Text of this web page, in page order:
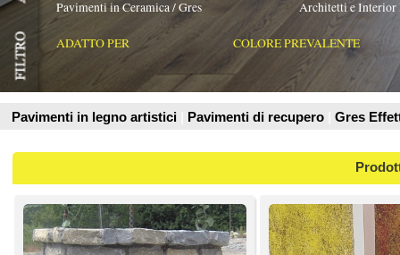
Pavimenti in legno artistici Pavimenti di recupero Gres Effetto Legno
Prodotti
Rivestimenti in pietra per camini
colonne muri esterni ed interni
Nasce da un’idea per creare un
prodotto dotato di pregi, funzioni e
innumerevoli utilizzi nel ...